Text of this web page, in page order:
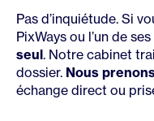
Pas d’inquiétude. Si
PixWays ou l’un de
seul. Notre cabinet
dossier. Nous
échange direct ou